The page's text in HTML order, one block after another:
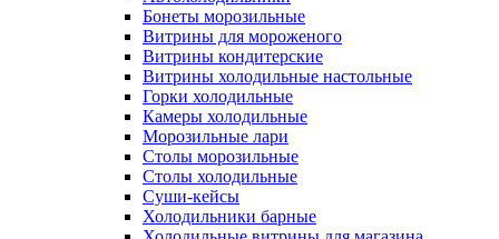
Бонеты морозильные
Витрины для мороженого
Витрины кондитерские
Витрины холодильные настольные
Горки холодильные
Камеры холодильные
Морозильные лари
Столы морозильные
Столы холодильные
Суши-кейсы
Холодильники барные